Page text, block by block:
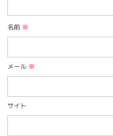
名前 ※
メール ※
サイト